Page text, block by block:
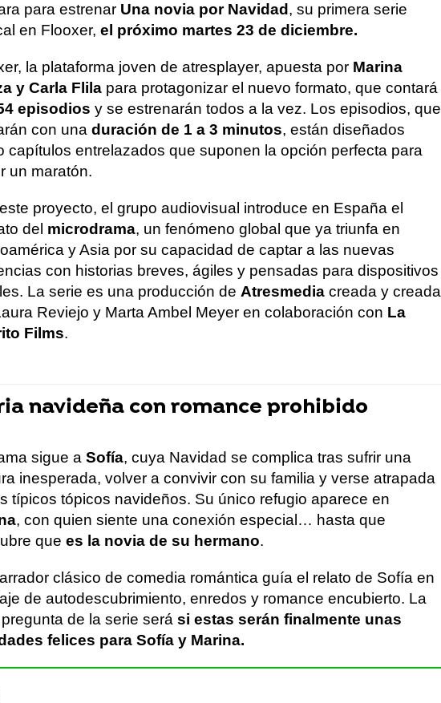
para estrenar Una novia por Navidad , su primera serie
en Flooxer, el próximo martes 23 de diciembre.
la plataforma joven de atresplayer, apuesta por Marina
y Carla Flila para protagonizar el nuevo formato, que contará
episodios y se estrenarán todos a la vez. Los episodios, que
con una duración de 1 a 3 minutos, están diseñados
capítulos entrelazados que suponen la opción perfecta para
un maratón.
proyecto, el grupo audiovisual introduce en España el
del microdrama, un fenómeno global que ya triunfa en
y Asia por su capacidad de captar a las nuevas
con historias breves, ágiles y pensadas para dispositivos
La serie es una producción de Atresmedia creada y creada
Reviejo y Marta Ambel Meyer en colaboración con La
Films.
navideña con romance prohibido
sigue a Sofía, cuya Navidad se complica tras sufrir una
inesperada, volver a convivir con su familia y verse atrapada
típicos tópicos navideños. Su único refugio aparece en
, con quien siente una conexión especial… hasta que
que es la novia de su hermano.
clásico de comedia romántica guía el relato de Sofía en
de autodescubrimiento, enredos y romance encubierto. La
de la serie será si estas serán finalmente unas
felices para Sofía y Marina.